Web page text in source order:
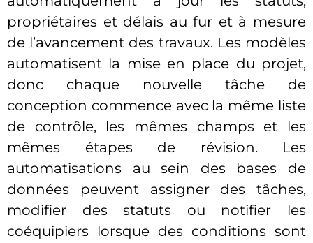
propriétaires et délais au fur et à mesure
de l’avancement des travaux. Les modèles
automatisent la mise en place du projet,
donc chaque nouvelle tâche de
conception commence avec la même liste
de contrôle, les mêmes champs et les
mêmes étapes de révision. Les
automatisations au sein des bases de
données peuvent assigner des tâches,
modifier des statuts ou notifier les
coéquipiers lorsque des conditions sont